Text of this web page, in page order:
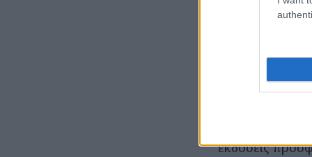
Πιο προσιτή
προσιτή,
των μοντέλων
Με γνώμονα
εκδόσεις